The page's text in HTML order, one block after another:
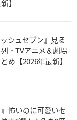
】
ッシュセブン』見る
・TVアニメ＆劇場
め【2026年最新】
』怖いのに可愛いセ